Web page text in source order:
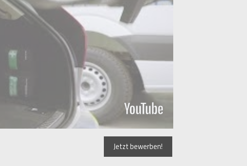
Jetzt bewerben!